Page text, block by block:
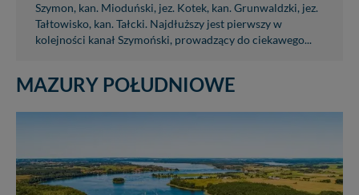
Szymon, kan. Mioduński, jez. Kotek, kan. Grunwaldzki, jez.
Tałtowisko, kan. Tałcki. Najdłuższy jest pierwszy w
kolejności kanał Szymoński, prowadzący do ciekawego...
MAZURY POŁUDNIOWE